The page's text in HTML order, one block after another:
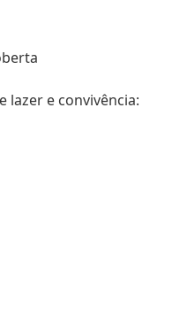
lazer e convivência: